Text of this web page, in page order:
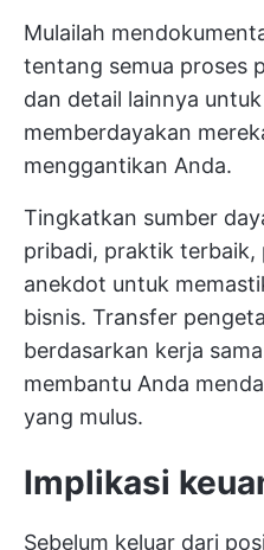
Mulailah
tentang semua proses
dan detail lainnya
memberdayakan
menggantikan Anda.
Tingkatkan sumber
pribadi, praktik terbaik,
anekdot untuk
bisnis. Transfer
berdasarkan kerja
membantu Anda
yang mulus.
Implikasi
Sebelum keluar dari